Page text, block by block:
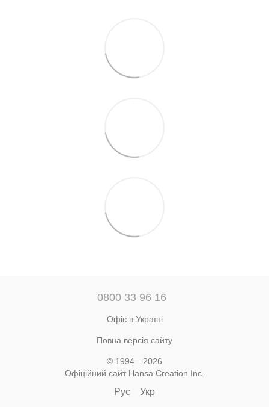
0800 33 96 16
Офіс в Україні
Повна версія сайту
© 1994—2026
Офіційний сайт Hansa Creation Inc.
Рус Укр